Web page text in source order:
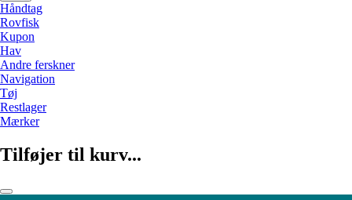
Håndtag
Rovfisk
Kupon
Hav
Andre ferskner
Navigation
Tøj
Restlager
Mærker
Tilføjer til kurv...